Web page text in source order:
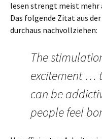
lesen strengt meist mehr
Das folgende Zitat aus
durchaus nachvollziehen:
The
excitement …
can be
people feel